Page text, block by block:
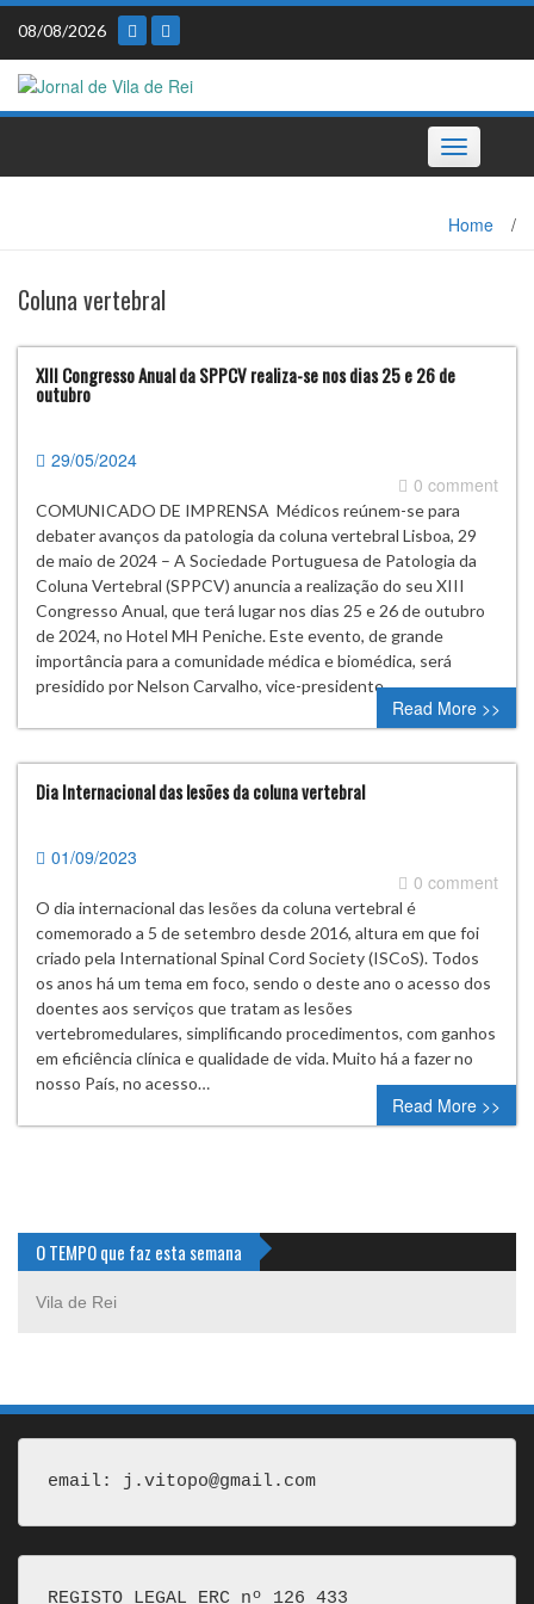
Skip
content
08/08/2026
Toggle
navigation
Home /
Coluna vertebral
XIII Congresso Anual da SPPCV realiza-se nos dias 25 e 26 de
outubro
29/05/2024
0 comment
COMUNICADO DE IMPRENSA Médicos reúnem-se para
debater avanços da patologia da coluna vertebral Lisboa, 29
de maio de 2024 – A Sociedade Portuguesa de Patologia da
Coluna Vertebral (SPPCV) anuncia a realização do seu XIII
Congresso Anual, que terá lugar nos dias 25 e 26 de outubro
de 2024, no Hotel MH Peniche. Este evento, de grande
importância para a comunidade médica e biomédica, será
presidido por Nelson Carvalho, vice-presidente…
Read More >>
Dia Internacional das lesões da coluna vertebral
01/09/2023
0 comment
O dia internacional das lesões da coluna vertebral é
comemorado a 5 de setembro desde 2016, altura em que foi
criado pela International Spinal Cord Society (ISCoS). Todos
os anos há um tema em foco, sendo o deste ano o acesso dos
doentes aos serviços que tratam as lesões
vertebromedulares, simplificando procedimentos, com ganhos
em eficiência clínica e qualidade de vida. Muito há a fazer no
nosso País, no acesso…
Read More >>
O TEMPO que faz esta semana
Vila de Rei
email: j.vitopo@gmail.com
REGISTO LEGAL ERC nº 126 433